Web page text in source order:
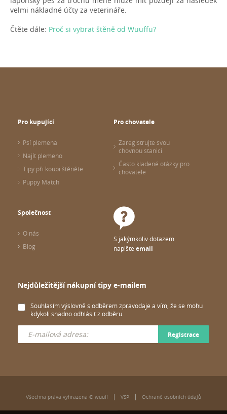
velmi nákladné účty za veterináře.
Čtěte dále: Proč si vybrat štěně od Wuuffu?
Pro kupující
Psí plemena
Najít plemeno
Tipy při koupi štěněte
Puppy Match
Pro chovatele
Zaregistrujte svou
chovnou stanici
Často kladené otázky pro
chovatele
Společnost
O nás
Blog
S jakýmkoliv dotazem
napište email
Nejdůležitější nákupní tipy e-mailem
Souhlasím výslovně s odběrem zpravodaje a vím, že se mohu
kdykoli snadno odhlásit z odběru.
Registrace
Všechna práva vyhrazena © wuuff VSP Ochraně osobních údajů